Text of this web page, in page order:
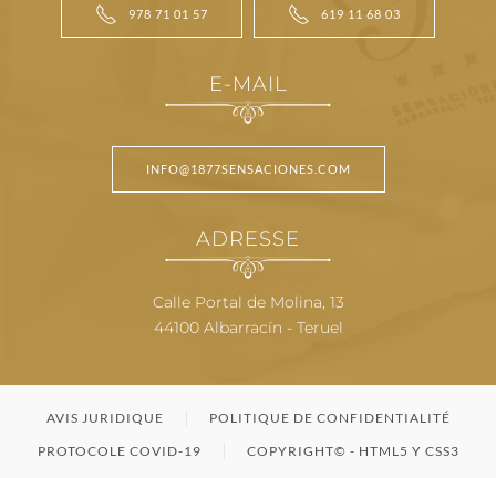
978 71 01 57 619 11 68 03
E-MAIL
INFO@1877SENSACIONES.COM
ADRESSE
Calle Portal de Molina, 13
44100 Albarracín - Teruel
AVIS JURIDIQUE
POLITIQUE DE CONFIDENTIALITÉ
PROTOCOLE COVID-19
COPYRIGHT© - HTML5 Y CSS3